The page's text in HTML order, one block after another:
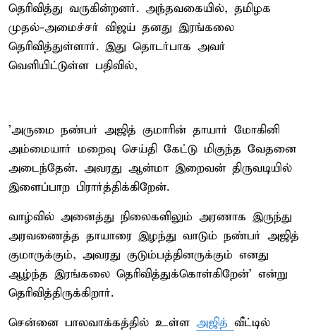
தெரிவித்து வருகின்றனர். அந்தவகையில், தமிழக
முதல்-அமைச்சர் விஜய் தனது இரங்கலை
தெரிவித்துள்ளார். இது தொடர்பாக அவர்
வெளியிட்டுள்ள பதிவில்,
’அருமை நண்பர் அஜித் குமாரின் தாயார் மோகினி
அம்மையார் மறைவு செய்தி கேட்டு மிகுந்த வேதனை
அடைந்தேன். அவரது ஆன்மா இறைவன் திருவடியில்
இளைப்பாற பிரார்த்திக்கிறேன்.
வாழ்வில் அனைத்து நிலைகளிலும் அரணாக இருந்து
அரவணைத்த தாயாரை இழந்து வாடும் நண்பர் அஜித்
குமாருக்கும், அவரது குடும்பத்தினருக்கும் எனது
ஆழ்ந்த இரங்கலை தெரிவித்துக்கொள்கிறேன்’ என்று
தெரிவித்திருக்கிறார்.
சென்னை பாலவாக்கத்தில் உள்ள அஜித் வீட்டில்